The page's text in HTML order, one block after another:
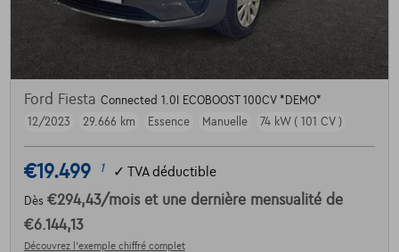
Ford Fiesta Connected 1.0I ECOBOOST 100CV *DEMO*
12/2023
29.666 km Essence Manuelle 74 kW ( 101 CV )
€19.499 1 ✓ TVA déductible
Dès €294,43/mois et une dernière mensualité de
€6.144,13
Découvrez l’exemple chiffré complet